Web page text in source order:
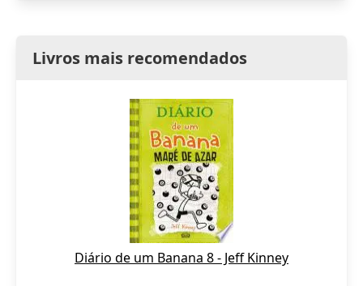
Livros mais recomendados
Diário de um Banana 8 - Jeff Kinney